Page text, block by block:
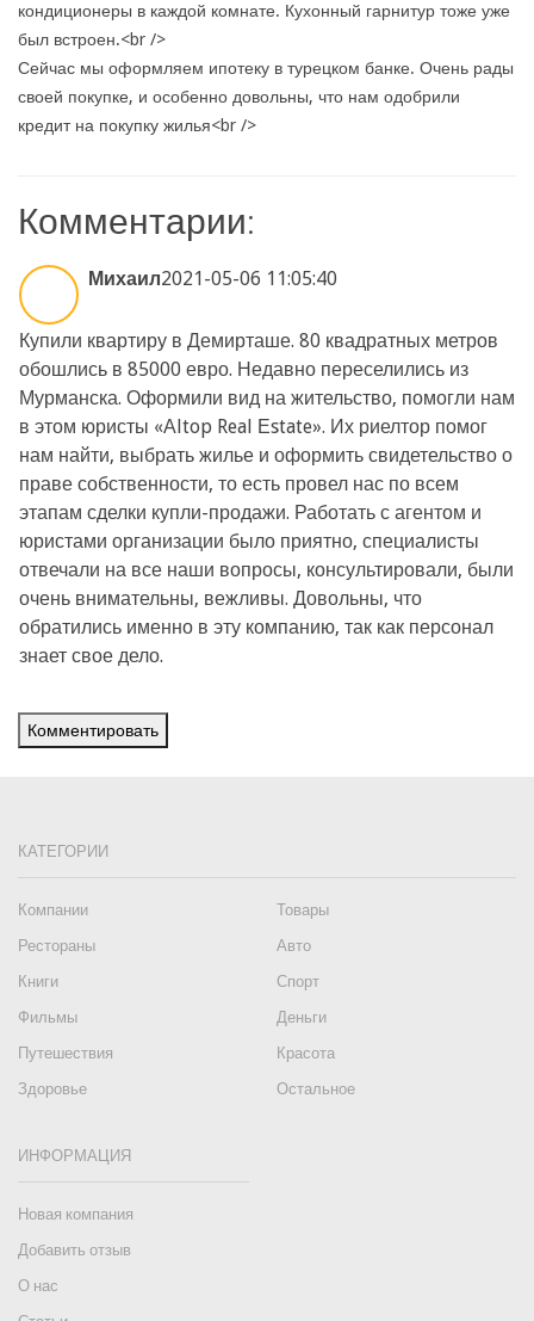
кондиционеры в каждой комнате. Кухонный гарнитур тоже уже
был встроен.<br />
Сейчас мы оформляем ипотеку в турецком банке. Очень рады
своей покупке, и особенно довольны, что нам одобрили
кредит на покупку жилья<br />
Комментарии:
Михаил2021-05-06 11:05:40
Купили квартиру в Демирташе. 80 квадратных метров
обошлись в 85000 евро. Недавно переселились из
Мурманска. Оформили вид на жительство, помогли нам
в этом юристы «Аltop Real Еstate». Их риелтор помог
нам найти, выбрать жилье и оформить свидетельство о
праве собственности, то есть провел нас по всем
этапам сделки купли-продажи. Работать с агентом и
юристами организации было приятно, специалисты
отвечали на все наши вопросы, консультировали, были
очень внимательны, вежливы. Довольны, что
обратились именно в эту компанию, так как персонал
знает свое дело.
Комментировать
КАТЕГОРИИ
Компании
Товары
Рестораны
Авто
Книги
Спорт
Фильмы
Деньги
Путешествия
Красота
Здоровье
Остальное
ИНФОРМАЦИЯ
Новая компания
Добавить отзыв
О нас